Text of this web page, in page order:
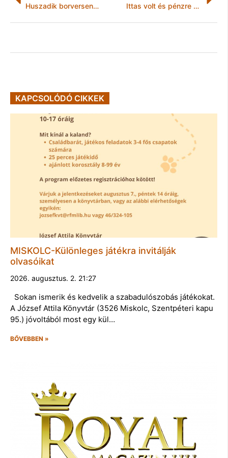
Huszadik borverseny Sajóbábonyban Ittas volt és pénzre volt szüksége
KAPCSOLÓDÓ CIKKEK
MISKOLC-Különleges játékra invitálják
olvasóikat
2026. augusztus. 2. 21:27
Sokan ismerik és kedvelik a szabadulószobás játékokat.
A József Attila Könyvtár (3526 Miskolc, Szentpéteri kapu
95.) jóvoltából most egy kül…
BŐVEBBEN »